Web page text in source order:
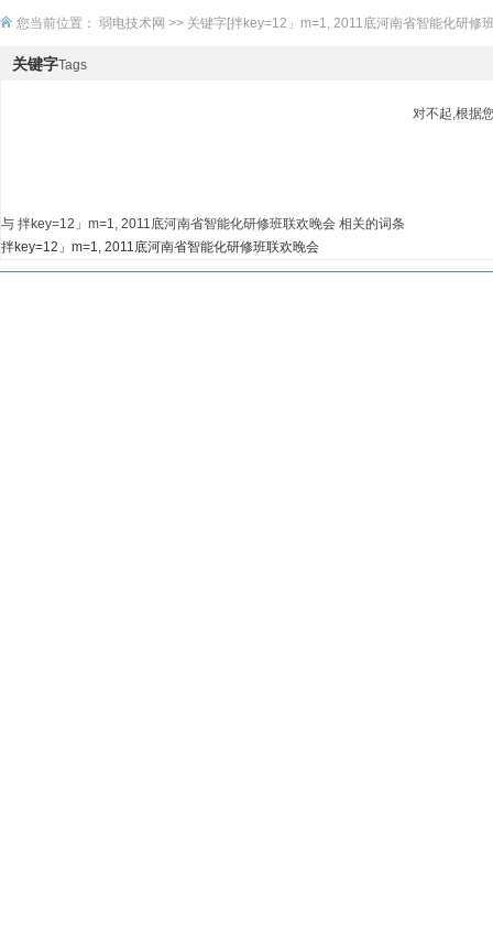
您当前位置： 弱电技术网 >> 关键字[拌key=12」m=1, 2011底河南省智能化研修
关键字Tags
对不起,根据
与 拌key=12」m=1, 2011底河南省智能化研修班联欢晚会 相关的词条
拌key=12」m=1, 2011底河南省智能化研修班联欢晚会